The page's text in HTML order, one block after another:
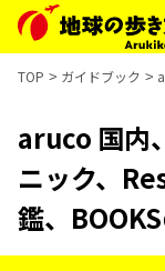
TOP ガイドブック
aruco 国内
ニック、
鑑、